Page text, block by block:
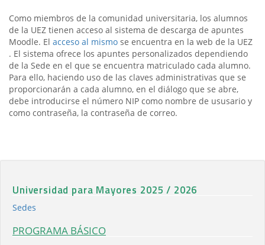
Como miembros de la comunidad universitaria, los alumnos
de la UEZ tienen acceso al sistema de descarga de apuntes
Moodle. El acceso al mismo se encuentra en la web de la UEZ
. El sistema ofrece los apuntes personalizados dependiendo
de la Sede en el que se encuentra matriculado cada alumno.
Para ello, haciendo uso de las claves administrativas que se
proporcionarán a cada alumno, en el diálogo que se abre,
debe introducirse el número NIP como nombre de ususario y
como contraseña, la contraseña de correo.
Universidad para Mayores 2025 / 2026
Sedes
PROGRAMA BÁSICO